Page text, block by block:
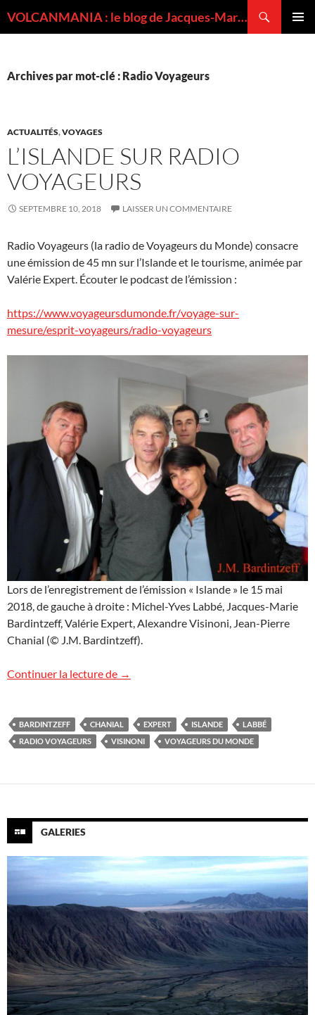
VOLCANMANIA : le blog de Jacques-Marie BARDINTZEFF, volcanologue
Archives par mot-clé : Radio Voyageurs
ACTUALITÉS,VOYAGES
L’ISLANDE SUR RADIO
VOYAGEURS
SEPTEMBRE 10, 2018 LAISSER UN COMMENTAIRE
Radio Voyageurs (la radio de Voyageurs du Monde) consacre
une émission de 45 mn sur l’Islande et le tourisme, animée par
Valérie Expert. Écouter le podcast de l’émission :
https://www.voyageursdumonde.fr/voyage-sur-
mesure/esprit-voyageurs/radio-voyageurs
Lors de l’enregistrement de l’émission « Islande » le 15 mai
2018, de gauche à droite : Michel-Yves Labbé, Jacques-Marie
Bardintzeff, Valérie Expert, Alexandre Visinoni, Jean-Pierre
Chanial (© J.M. Bardintzeff).
Continuer la lecture de L’Islande sur Radio Voyageurs
→
BARDINTZEFF CHANIAL EXPERT ISLANDE
LABBÉ
RADIO VOYAGEURS
VISINONI VOYAGEURS DU MONDE
GALERIES